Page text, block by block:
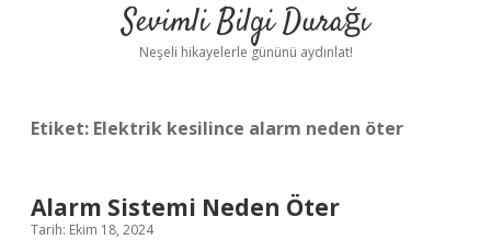
Yasal Uyarı
Sevimli Bilgi Durağı
Neşeli hikayelerle gününü aydınlat!
Etiket: Elektrik kesilince alarm neden öter
Alarm Sistemi Neden Öter
Tarih: Ekim 18, 2024